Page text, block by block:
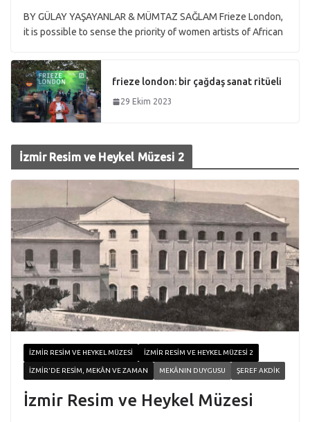
BY GÜLAY YAŞAYANLAR & MÜMTAZ SAĞLAM Frieze London,
it is possible to sense the priority of women artists of African
frieze london: bir çağdaş sanat ritüeli
29 Ekim 2023
İzmir Resim ve Heykel Müzesi 2
İZMIR RESIM VE HEYKEL MÜZESI İZMIR RESIM VE HEYKEL MÜZESI 2
İZMIR'DE RESIM, MEKÂN VE ZAMAN MEKÂNIN DUYGUSU ŞEREF AKDIK
İzmir Resim ve Heykel Müzesi